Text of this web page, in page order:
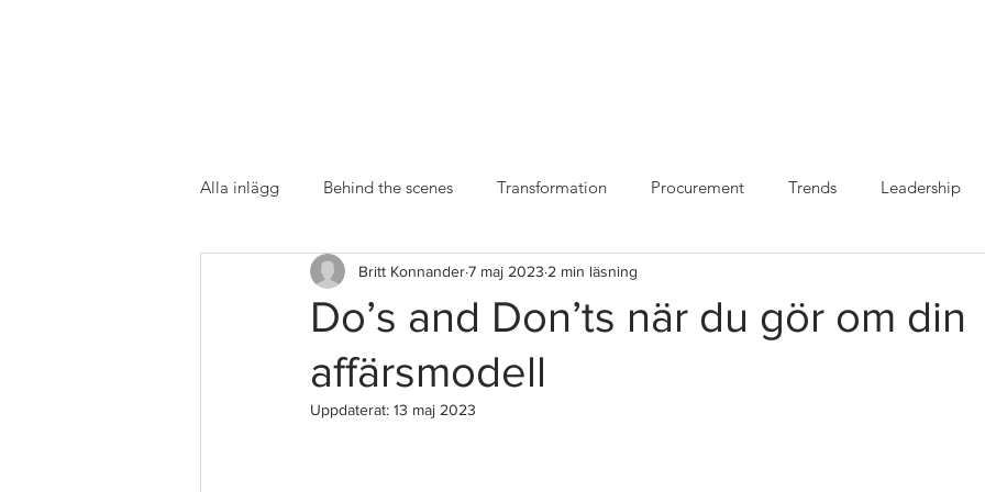
Alla inlägg Behind the scenes Transformation Procurement Trends Leadership
Do’s and Don’ts när du gör om din
affärsmodell
Britt Konnander7 maj 2023 2 min läsning
Uppdaterat: 13 maj 2023